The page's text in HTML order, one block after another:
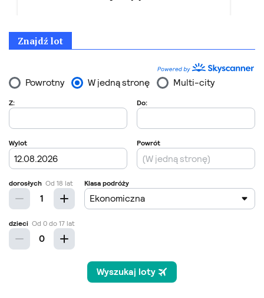
Znajdź lot